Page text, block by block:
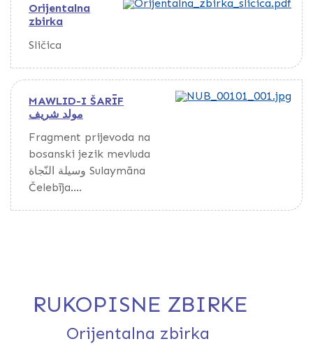
Orijentalna
zbirka
Sličica
MAWLID-I ŠARĪF
مولد شريف
Fragment prijevoda na
bosanski jezik mevluda
وسيلة النّجاة Sulaymāna
Čelebīja.
prepisivaču, godini ni
RUKOPISNE ZBIRKE
Orijentalna zbirka